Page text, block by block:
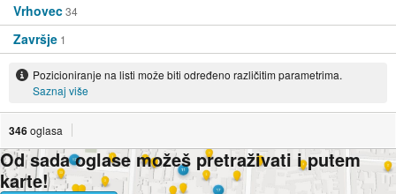
Vrhovec34
Završje 1
Pozicioniranje na listi može biti određeno različitim parametrima.
Saznaj više
346oglasa
Od sada oglase možeš pretraživati i putem
karte!